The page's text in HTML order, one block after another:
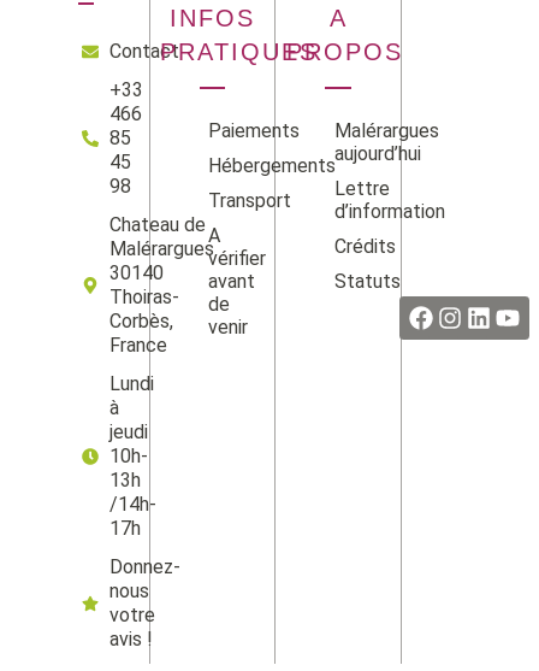
Contact
+33
466
85
45
98
Chateau de
Malérargues
30140
Thoiras-
Corbès,
France
Lundi
à
jeudi
10h-
13h
/14h-
17h
Donnez-
nous
votre
avis !
INFOS
PRATIQUES
Paiements
Hébergements
Transport
A
vérifier
avant
de
venir
A
PROPOS
Malérargues
aujourd’hui
Lettre
d’information
Crédits
Statuts